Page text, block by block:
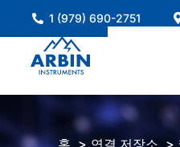
건
너
뛰
1 (979) 690-2751
홈 연결 저장소